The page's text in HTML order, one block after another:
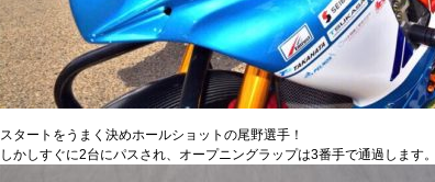
スタートをうまく決めホールショットの尾野選手！
しかしすぐに2台にパスされ、オープニングラップは3番手で通過します。